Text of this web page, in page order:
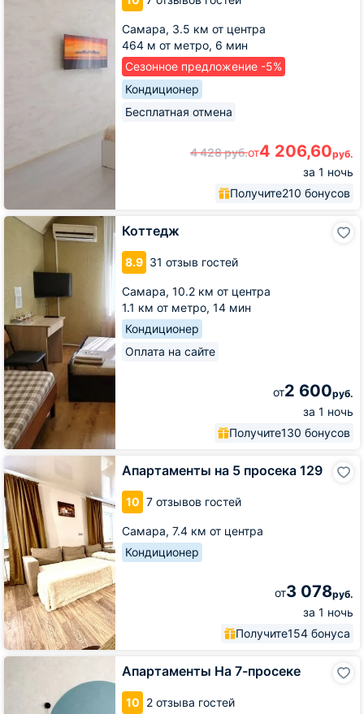
Самара, 3.5 км от центра
464 м от метро, 6 мин
Сезонное предложение -5%
Кондиционер
Бесплатная отмена
4 428руб.от4 206,60руб.
за 1 ночь
Получите210 бонусов
Коттедж
8.9 31 отзыв гостей
Самара, 10.2 км от центра
1.1 км от метро, 14 мин
Кондиционер
Оплата на сайте
от2 600руб.
за 1 ночь
Получите130 бонусов
Коттедж
Апартаменты на 5 просека 129
10 7 отзывов гостей
Самара, 7.4 км от центра
Кондиционер
от3 078руб.
за 1 ночь
Получите154 бонуса
на
5
просека
129
Апартаменты На 7-просеке
10 2 отзыва гостей
Апартаменты
просеке